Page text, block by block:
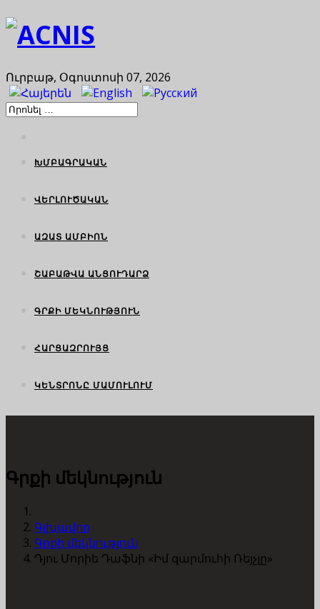
Ուրբաթ, Օգոստոսի 07, 2026
ԽՄԲԱԳՐԱԿԱՆ
ՎԵՐԼՈՒԾԱԿԱՆ
ԱԶԱՏ ԱՄԲԻՈՆ
ՇԱԲԱԹՎԱ ԱՆՑՈՒԴԱՐՁ
ԳՐՔԻ ՄԵԿՆՈՒԹՅՈՒՆ
ՀԱՐՑԱԶՐՈՒՅՑ
ԿԵՆՏՐՈՆԸ ՄԱՄՈՒԼՈՒՄ
Գրքի մեկնություն
Գլխավոր
Գրքի մեկնություն
Դյու Մորիե Դաֆնի «Իմ զարմուհի Ռեյչլը»